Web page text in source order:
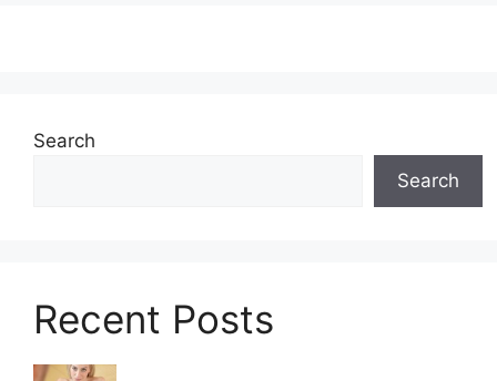
Search
Search
Recent Posts